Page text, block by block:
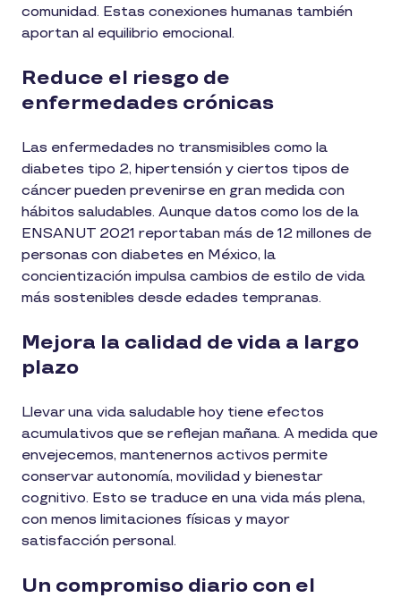
comunidad. Estas conexiones humanas también
aportan al equilibrio emocional.
Reduce el riesgo de
enfermedades crónicas
Las enfermedades no transmisibles como la
diabetes tipo 2, hipertensión y ciertos tipos de
cáncer pueden prevenirse en gran medida con
hábitos saludables. Aunque datos como los de la
ENSANUT 2021 reportaban más de 12 millones de
personas con diabetes en México, la
concientización impulsa cambios de estilo de vida
más sostenibles desde edades tempranas.
Mejora la calidad de vida a largo
plazo
Llevar una vida saludable hoy tiene efectos
acumulativos que se reflejan mañana. A medida que
envejecemos, mantenernos activos permite
conservar autonomía, movilidad y bienestar
cognitivo. Esto se traduce en una vida más plena,
con menos limitaciones físicas y mayor
satisfacción personal.
Un compromiso diario con el